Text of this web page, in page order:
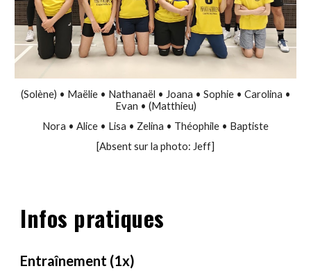
(Solène) • Maëlie • Nathanaël • Joana • Sophie • Carolina •
Evan • (Matthieu)
Nora • Alice • Lisa • Zelina • Théophile • Baptiste
[Absent sur la photo: Jeff]
Infos pratiques
Entraînement (1x)